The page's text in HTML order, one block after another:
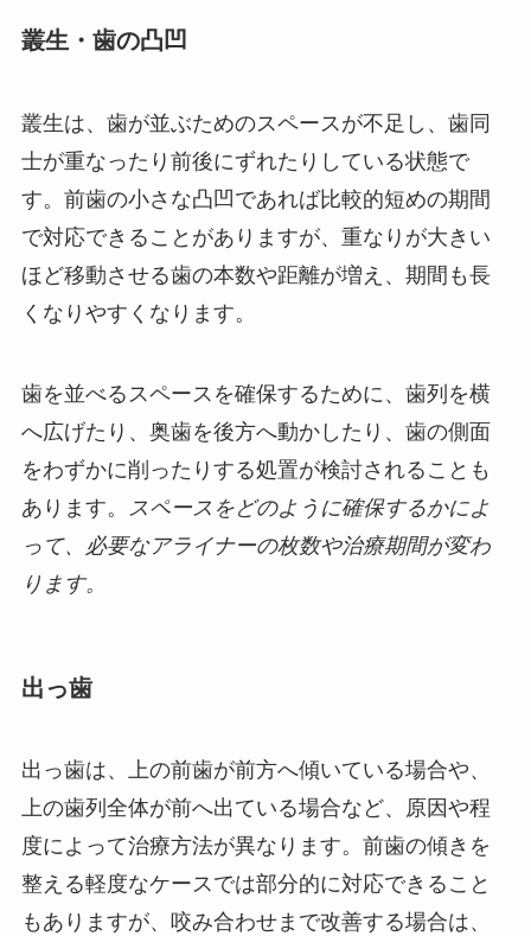
叢生・歯の凸凹
叢生は、歯が並ぶためのスペースが不足し、歯同
士が重なったり前後にずれたりしている状態で
す。前歯の小さな凸凹であれば比較的短めの期間
で対応できることがありますが、重なりが大きい
ほど移動させる歯の本数や距離が増え、期間も長
くなりやすくなります。
歯を並べるスペースを確保するために、歯列を横
へ広げたり、奥歯を後方へ動かしたり、歯の側面
をわずかに削ったりする処置が検討されることも
あります。
スペースをどのように確保するかによ
って、必要なアライナーの枚数や治療期間が変わ
ります。
出っ歯
出っ歯は、上の前歯が前方へ傾いている場合や、
上の歯列全体が前へ出ている場合など、原因や程
度によって治療方法が異なります。前歯の傾きを
整える軽度なケースでは部分的に対応できること
もありますが、咬み合わせまで改善する場合は、